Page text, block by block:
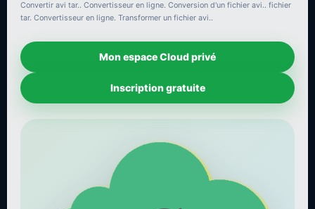
Convertir avi tar.. Convertisseur en ligne. Conversion d'un fichier avi.. fichier
tar. Convertisseur en ligne. Transformer un fichier avi..
Mon espace Cloud privé
Inscription gratuite